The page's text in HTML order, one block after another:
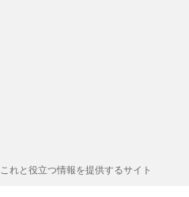
れと役立つ情報を提供するサイト